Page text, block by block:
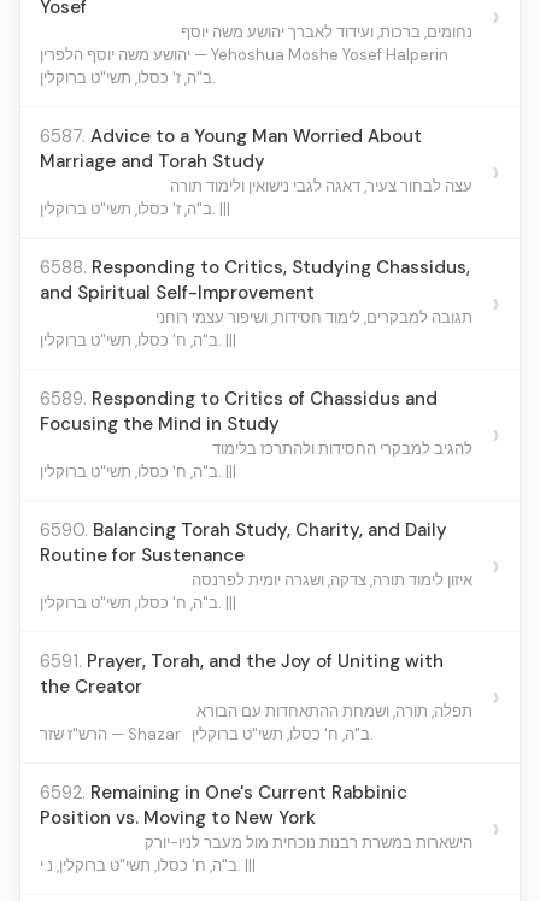
Yosef
נחומים, ברכות, ועידוד לאברך יהושע משה יוסף
יהושע משה יוסף הלפרין — Yehoshua Moshe Yosef Halperin
ב"ה, ז' כסלו, תשי"ט ברוקלין.
›
6587. Advice to a Young Man Worried About
Marriage and Torah Study
עצה לבחור צעיר, דאגה לגבי נישואין ולימוד תורה
ב"ה, ז' כסלו, תשי"ט ברוקלין. |||
›
6588. Responding to Critics, Studying Chassidus,
and Spiritual Self-Improvement
תגובה למבקרים, לימוד חסידות, ושיפור עצמי רוחני
ב"ה, ח' כסלו, תשי"ט ברוקלין. |||
›
6589. Responding to Critics of Chassidus and
Focusing the Mind in Study
להגיב למבקרי החסידות ולהתרכז בלימוד
ב"ה, ח' כסלו, תשי"ט ברוקלין. |||
›
6590. Balancing Torah Study, Charity, and Daily
Routine for Sustenance
איזון לימוד תורה, צדקה, ושגרה יומית לפרנסה
ב"ה, ח' כסלו, תשי"ט ברוקלין. |||
›
6591. Prayer, Torah, and the Joy of Uniting with
the Creator
תפלה, תורה, ושמחת ההתאחדות עם הבורא
הרש"ז שזר — Shazar
ב"ה, ח' כסלו, תשי"ט ברוקלין.
›
6592. Remaining in One's Current Rabbinic
Position vs. Moving to New York
הישארות במשרת רבנות נוכחית מול מעבר לניו-יורק
ב"ה, ח' כסלו, תשי"ט ברוקלין, נ.י. |||
›